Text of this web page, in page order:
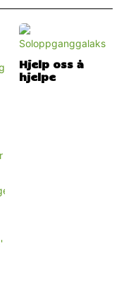
Hjelp oss å
hjelpe